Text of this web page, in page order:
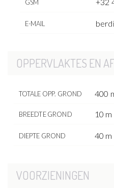
GSM
E-MAIL
OPPERVLAKTES EN
TOTALE OPP. GROND 400
BREEDTE GROND 10 m
DIEPTE GROND 40 m
VOORZIENINGEN